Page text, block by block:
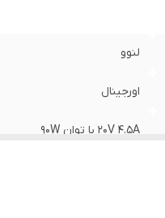
لنوو
اورجینال
20V 4.5A با توان 90W